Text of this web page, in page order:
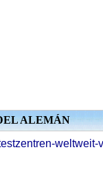
ALEMÁN
weltweit-